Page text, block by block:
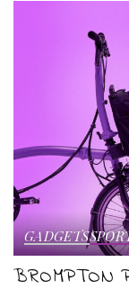
GADGETS
BROMPTON